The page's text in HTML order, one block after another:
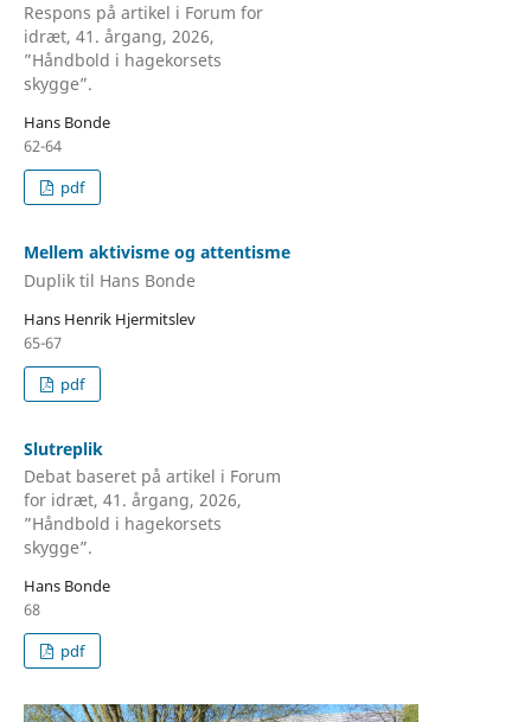
Respons på artikel i Forum for
idræt, 41. årgang, 2026,
”Håndbold i hagekorsets
skygge”.
Hans Bonde
62-64
pdf
Mellem aktivisme og attentisme
Duplik til Hans Bonde
Hans Henrik Hjermitslev
65-67
pdf
Slutreplik
Debat baseret på artikel i Forum
for idræt, 41. årgang, 2026,
”Håndbold i hagekorsets
skygge”.
Hans Bonde
68
pdf